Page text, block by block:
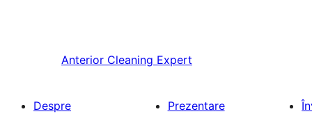
Anterior Cleaning Expert
Despre Prezentare